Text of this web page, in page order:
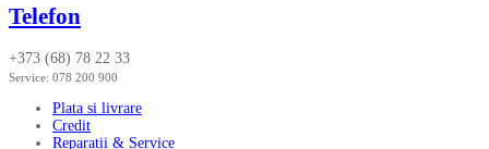
Telefon
+373 (68) 78 22 33
Service: 078 200 900
Plata si livrare
Credit
Reparații & Service